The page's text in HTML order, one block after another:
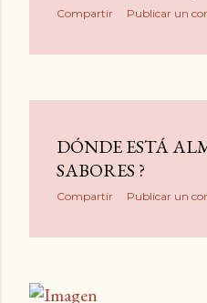
Compartir Publicar un
DÓNDE ESTÁ
SABORES ?
Compartir Publicar un